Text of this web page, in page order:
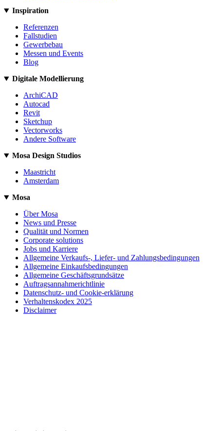
Inspiration
Referenzen
Fallstudien
Gewerbebau
Messen und Events
Blog
Digitale Modellierung
ArchiCAD
Autocad
Revit
Sketchup
Vectorworks
Andere Software
Mosa Design Studios
Maastricht
Amsterdam
Mosa
Über Mosa
News und Presse
Qualität und Normen
Corporate solutions
Jobs und Karriere
Allgemeine Verkaufs-, Liefer- und Zahlungsbedingungen
Allgemeine Einkaufsbedingungen
Allgemeine Geschäftsgrundsätze
Auftragsannahmerichtlinie
Datenschutz- und Cookie-erklärung
Verhaltenskodex 2025
Disclaimer